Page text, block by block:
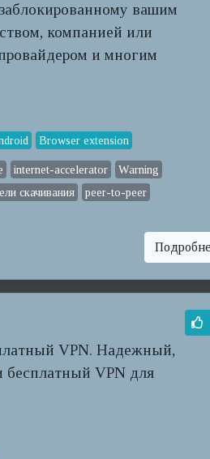
вашим
компанией или
и многим
Browser extension
internet-accelerator
Warning
скачивания
peer-to-peer
VPN. Надежный,
бесплатный VPN для